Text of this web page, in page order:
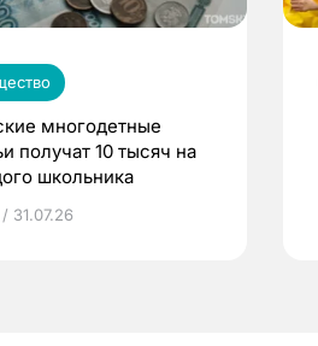
многодетные
получат 10 тысяч на
школьника
31.07.26